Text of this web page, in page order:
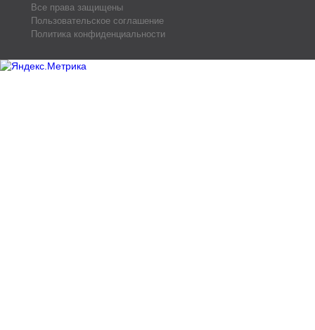
Все права защищены
Пользовательское соглашение
Политика конфиденциальности